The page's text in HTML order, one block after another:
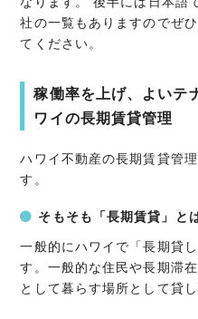
社の一覧もありますのでぜ
てください。
稼働率を上げ、よいテ
ワイの長期賃貸管理
ハワイ不動産の長期賃貸管
す。
そもそも「長期賃貸」と
一般的にハワイで「長期貸
す。一般的な住民や長期滞
として暮らす場所として貸